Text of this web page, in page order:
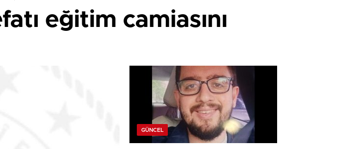
eğitim camiasını
GÜNCEL